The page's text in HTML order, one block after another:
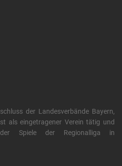
der Landesverbände Bayern,
als eingetragener Verein tätig und
der Spiele der Regionalliga in